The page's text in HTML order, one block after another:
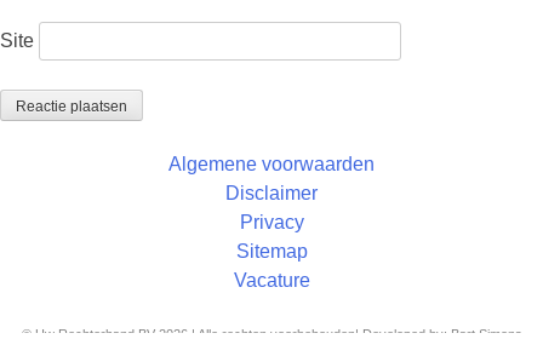
Site
Algemene voorwaarden
Disclaimer
Privacy
Sitemap
Vacature
© Uw Rechterhand BV 2026 | Alle rechten voorbehouden| Developed by: Bart Simons